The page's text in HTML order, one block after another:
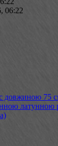
06:22
75